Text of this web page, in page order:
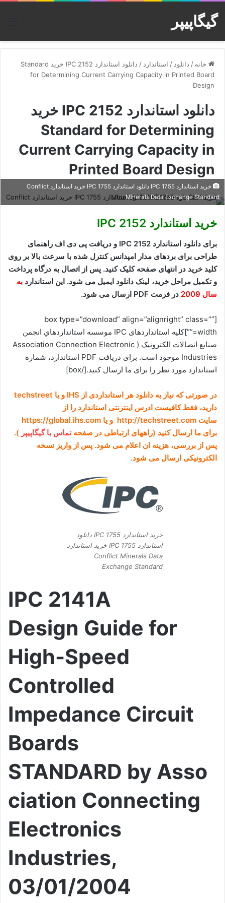
گیگاپیپر
خانه / دانلود / استاندارد /
دانلود استاندارد IPC 2152 خرید Standard
for Determining Current Carrying Capacity in Printed Board
Design
دانلود استاندارد IPC 2152 خرید
Standard for Determining
Current Carrying Capacity in
Printed Board Design
خرید استاندارد IPC 1755 دانلود استاندارد IPC 1755 خرید استاندارد Conflict
Minerals Data Exchange Standard
خرید استاندارد IPC 2152
برای دانلود استاندارد IPC 2152 و دریافت پی دی اف راهنمای
طراحی برای بردهای مدار امپدانس کنترل شده با سرعت بالا بر روی
کلید خرید در انتهای صفحه کلیک کنید. پس از اتصال به درگاه پرداخت
و تکمیل مراحل خرید، لینک دانلود ایمیل می شود. این استاندارد به
سال 2009
در فرمت PDF ارسال می شود.
[box type=”download” align=”alignright” class=””
width=””]کلیه استانداردهای IPC موسسه استانداردهاي انجمن
صنايع اتصالات الکترونيک ( Association Connection Electronic
Industries موجود است. برای دریافت PDF استاندارد، شماره
استاندارد مورد نظر را برای ما ارسال کنید.[/box]
در صورتی که نیاز به دانلود هر استانداردی از IHS و یا techstreet
دارید، فقط کافیست ادرس اینترنتی استاندارد را از
سایت http://techstreet.com و یا https://global.ihs.com
برای ما ارسال کنید (راههای ارتباطی در صفحهتماس با گیگاپیپر ).
پس از بررسی، هزینه ان اعلام می شود. پس از واریز نسخه
الکترونیکی ارسال می شود.
خرید استاندارد IPC 1755 دانلود
استاندارد IPC 1755 خرید استاندارد
Conflict Minerals Data
Exchange Standard
IPC 2141A
Design Guide for
High-Speed
Controlled
Impedance Circuit
Boards
STANDARD by Asso
ciation Connecting
Electronics
Industries,
03/01/2004